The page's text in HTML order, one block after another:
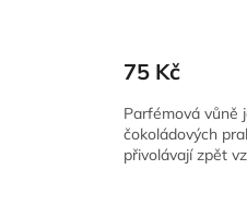
75 Kč
Parfémová vůně
čokoládových
přivolávají zpět